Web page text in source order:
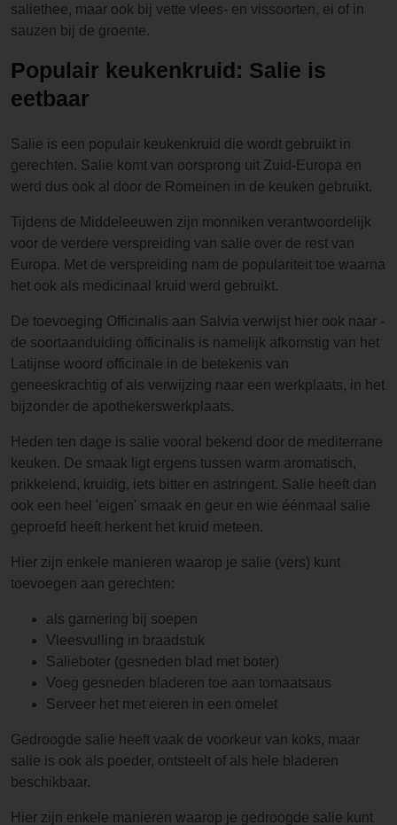
saliethee, maar ook bij vette vlees- en vissoorten, ei of in
sauzen bij de groente.
Populair keukenkruid: Salie is
eetbaar
Salie is een populair keukenkruid die wordt gebruikt in
gerechten. Salie komt van oorsprong uit Zuid-Europa en
werd dus ook al door de Romeinen in de keuken gebruikt.
Tijdens de Middeleeuwen zijn monniken verantwoordelijk
voor de verdere verspreiding van salie over de rest van
Europa. Met de verspreiding nam de populariteit toe waarna
het ook als medicinaal kruid werd gebruikt.
De toevoeging Officinalis aan Salvia verwijst hier ook naar -
de soortaanduiding officinalis is namelijk afkomstig van het
Latijnse woord officinale in de betekenis van
geneeskrachtig of als verwijzing naar een werkplaats, in het
bijzonder de apothekerswerkplaats.
Heden ten dage is salie vooral bekend door de mediterrane
keuken. De smaak ligt ergens tussen warm aromatisch,
prikkelend, kruidig, iets bitter en astringent. Salie heeft dan
ook een heel 'eigen' smaak en geur en wie éénmaal salie
geproefd heeft herkent het kruid meteen.
Hier zijn enkele manieren waarop je salie (vers) kunt
toevoegen aan gerechten:
als garnering bij soepen
Vleesvulling in braadstuk
Salieboter (gesneden blad met boter)
Voeg gesneden bladeren toe aan tomaatsaus
Serveer het met eieren in een omelet
Gedroogde salie heeft vaak de voorkeur van koks, maar
salie is ook als poeder, ontsteelt of als hele bladeren
beschikbaar.
Hier zijn enkele manieren waarop je gedroogde salie kunt